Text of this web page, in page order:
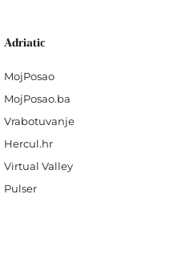
Adriatic
MojPosao
MojPosao.ba
Vrabotuvanje
Hercul.hr
Virtual Valley
Pulser